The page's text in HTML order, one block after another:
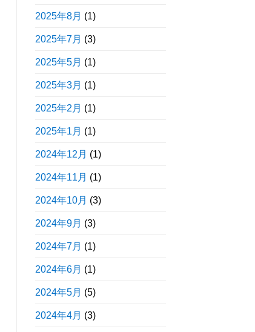
2025年8月 (1)
2025年7月 (3)
2025年5月 (1)
2025年3月 (1)
2025年2月 (1)
2025年1月 (1)
2024年12月 (1)
2024年11月 (1)
2024年10月 (3)
2024年9月 (3)
2024年7月 (1)
2024年6月 (1)
2024年5月 (5)
2024年4月 (3)